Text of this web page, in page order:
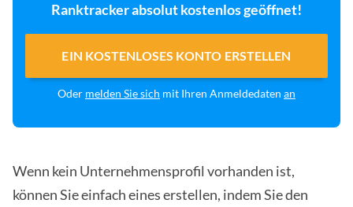
Ranktracker absolut kostenlos geöffnet!
EIN KOSTENLOSES KONTO ERSTELLEN
Oder melden Sie sich mit Ihren Anmeldedaten an
Wenn kein Unternehmensprofil vorhanden ist,
können Sie einfach eines erstellen, indem Sie den